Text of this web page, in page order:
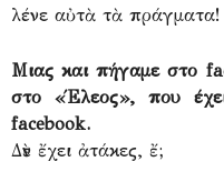
λένε αὐτὰ τὰ πράγματα!
Μιας και πήγαμε στο
στο «Έλεος», που
facebook.
Δὲν ἔχει ἀτάκες, ἔ;